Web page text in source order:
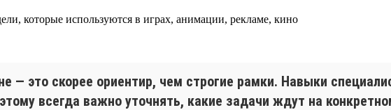
которые используются в играх, анимации, рекламе, кино
— это скорее ориентир, чем строгие рамки. Навыки
всегда важно уточнять, какие задачи ждут на